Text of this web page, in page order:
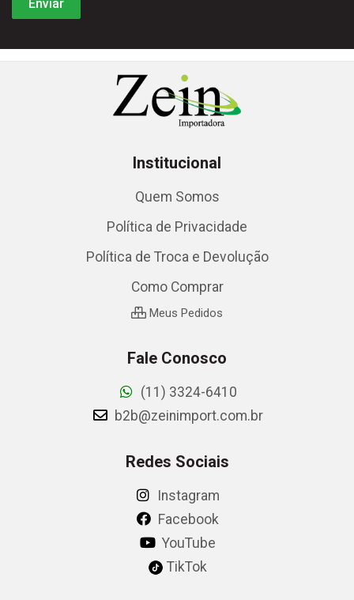
Institucional
Quem Somos
Política de Privacidade
Política de Troca e Devolução
Como Comprar
Meus Pedidos
Fale Conosco
(11) 3324-6410
b2b@zeinimport.com.br
Redes Sociais
Instagram
Facebook
YouTube
TikTok